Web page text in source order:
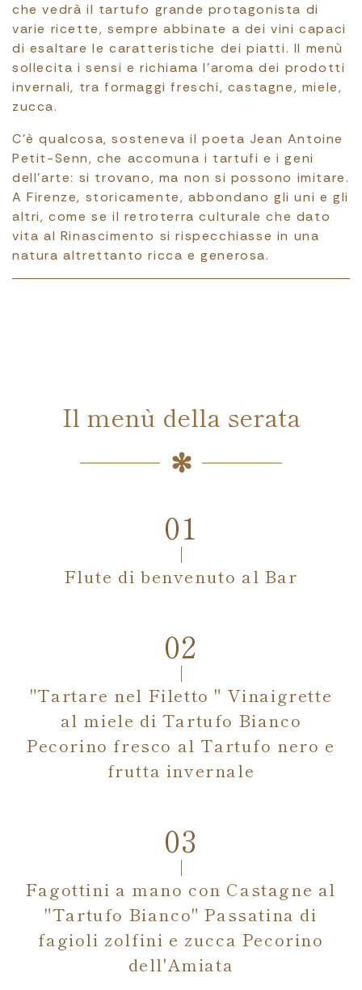
che vedrà il tartufo grande protagonista di
varie ricette, sempre abbinate a dei vini capaci
di esaltare le caratteristiche dei piatti. Il menù
sollecita i sensi e richiama l’aroma dei prodotti
invernali, tra formaggi freschi, castagne, miele,
zucca.
C’è qualcosa, sosteneva il poeta Jean Antoine
Petit-Senn, che accomuna i tartufi e i geni
dell’arte: si trovano, ma non si possono imitare.
A Firenze, storicamente, abbondano gli uni e gli
altri, come se il retroterra culturale che dato
vita al Rinascimento si rispecchiasse in una
natura altrettanto ricca e generosa.
Il menù della serata
Flute di benvenuto al Bar
"Tartare nel Filetto " Vinaigrette
al miele di Tartufo Bianco
Pecorino fresco al Tartufo nero e
frutta invernale
Fagottini a mano con Castagne al
"Tartufo Bianco" Passatina di
fagioli zolfini e zucca Pecorino
dell'Amiata